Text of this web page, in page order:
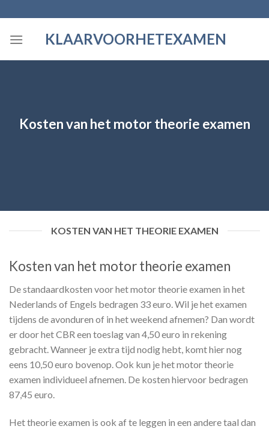
to
content
KLAARVOORHETEXAMEN
Kosten van het motor theorie examen
KOSTEN VAN HET THEORIE EXAMEN
Kosten van het motor theorie examen
De standaardkosten voor het motor theorie examen in het
Nederlands of Engels bedragen 33 euro. Wil je het examen
tijdens de avonduren of in het weekend afnemen? Dan wordt
er door het CBR een toeslag van 4,50 euro in rekening
gebracht. Wanneer je extra tijd nodig hebt, komt hier nog
eens 10,50 euro bovenop. Ook kun je het motor theorie
examen individueel afnemen. De kosten hiervoor bedragen
87,45 euro.
Het theorie examen is ook af te leggen in een andere taal dan